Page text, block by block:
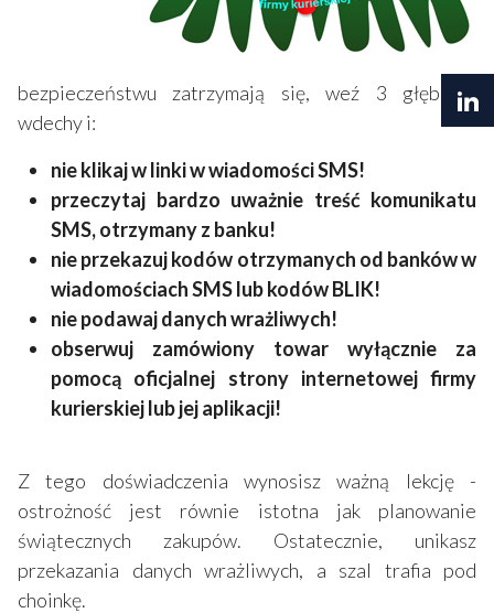
bezpieczeństwu zatrzymają się, weź 3 głębokie
wdechy i:
nie klikaj w linki w wiadomości SMS!
przeczytaj bardzo uważnie treść komunikatu
SMS, otrzymany z banku!
nie przekazuj kodów otrzymanych od banków w
wiadomościach SMS lub kodów BLIK!
nie podawaj danych wrażliwych!
obserwuj zamówiony towar wyłącznie za
pomocą oficjalnej strony internetowej firmy
kurierskiej lub jej aplikacji!
Z tego doświadczenia wynosisz ważną lekcję -
ostrożność jest równie istotna jak planowanie
świątecznych zakupów. Ostatecznie, unikasz
przekazania danych wrażliwych, a szal trafia pod
choinkę.